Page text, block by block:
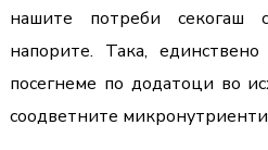
нашите потреби секогаш
напорите. Така,
посегнеме по додатоци во
соодветните